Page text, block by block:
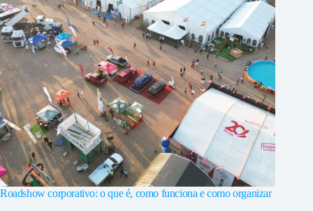
Roadshow corporativo: o que é, como funciona e como organizar